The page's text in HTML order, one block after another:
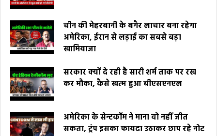
चीन की मेहरबानी के बगैर लाचार बना रहेगा
अमेरिका, ईरान से लड़ाई का सबसे बड़ा
खामियाजा
सरकार क्यों दे रही है सारी शर्म ताक पर रख
कर मौका, कैसे खत्म हुआ बीएसएनएल
अमेरिका के सेन्टकॉम ने माना वो नहीं जीत
सकता, ट्रंप इसका फायदा उठाकर छाप रहे नोट